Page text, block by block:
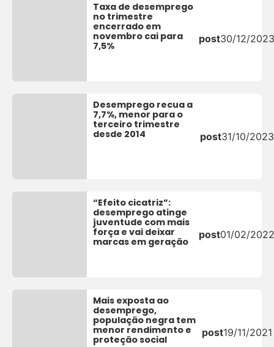
Taxa de desemprego
no trimestre
encerrado em
novembro cai para
7,5%
post30/12/
Desemprego recua a
7,7%, menor para o
terceiro trimestre
desde 2014
post31/10/2023
“Efeito cicatriz”:
desemprego atinge
juventude com mais
força e vai deixar
marcas em geração
post01/02/
Mais exposta ao
desemprego,
população negra tem
menor rendimento e
proteção social
post19/11/2021